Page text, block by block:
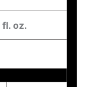
fl. oz.